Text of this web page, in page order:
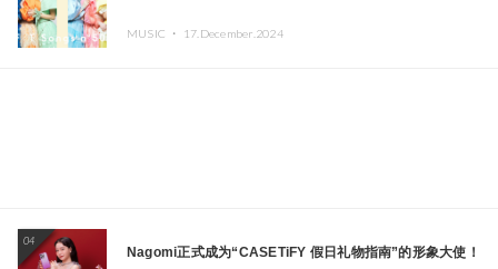
MUSIC ・ 17.December.2024
04
Nagomi正式成为“CASETiFY 假日礼物指南”的形象大使！